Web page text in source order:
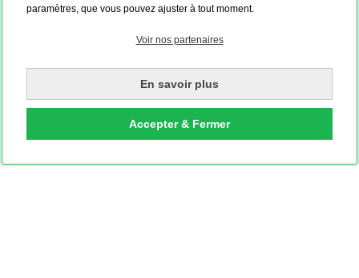
paramètres, que vous pouvez ajuster à tout moment.
Voir nos partenaires
En savoir plus
Accepter & Fermer